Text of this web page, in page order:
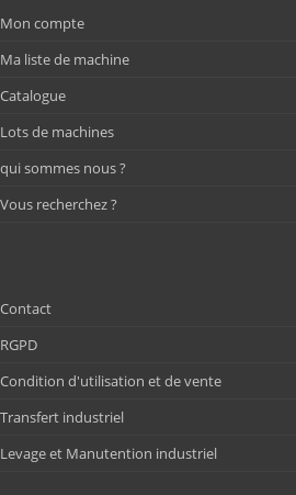
Mon compte
Ma liste de machine
Catalogue
Lots de machines
qui sommes nous ?
Vous recherchez ?
Contact
RGPD
Condition d'utilisation et de vente
Transfert industriel
Levage et Manutention industriel